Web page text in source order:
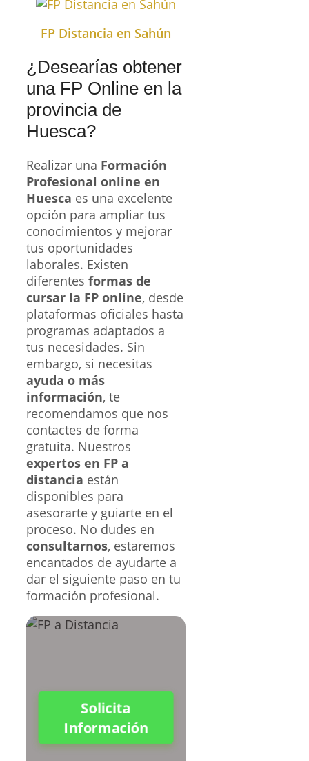
FP Distancia en Sahún
¿Desearías obtener
una FP Online en la
provincia de
Huesca?
Realizar una Formación
Profesional online en
Huesca es una excelente
opción para ampliar tus
conocimientos y mejorar
tus oportunidades
laborales. Existen
diferentes formas de
cursar la FP online, desde
plataformas oficiales hasta
programas adaptados a
tus necesidades. Sin
embargo, si necesitas
ayuda o más
información, te
recomendamos que nos
contactes de forma
gratuita. Nuestros
expertos en FP a
distancia están
disponibles para
asesorarte y guiarte en el
proceso. No dudes en
consultarnos, estaremos
encantados de ayudarte a
dar el siguiente paso en tu
formación profesional.
Solicita
Información